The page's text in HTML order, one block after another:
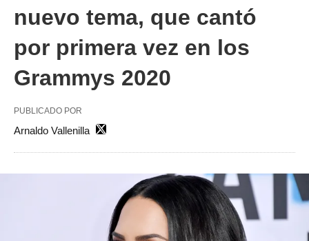
nuevo tema, que cantó
por primera vez en los
Grammys 2020
PUBLICADO POR
Arnaldo Vallenilla